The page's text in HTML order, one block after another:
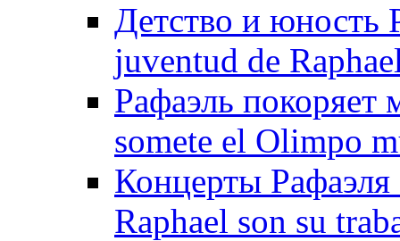
Детство и юность
juventud de
Рафаэль
somete el Olimpo
Концерты Рафаэля
Raphael son su